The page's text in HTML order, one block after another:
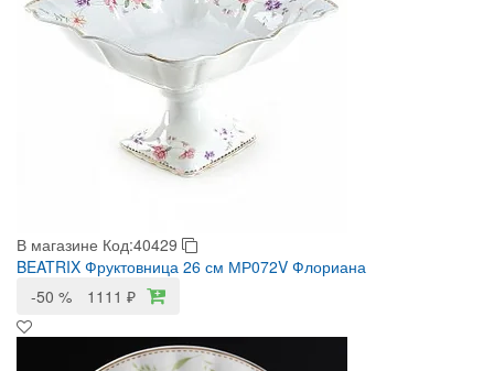
В магазине Код:40429
BEATRIX Фруктовница 26 см МР072V Флориана
-50 %
1111 ₽